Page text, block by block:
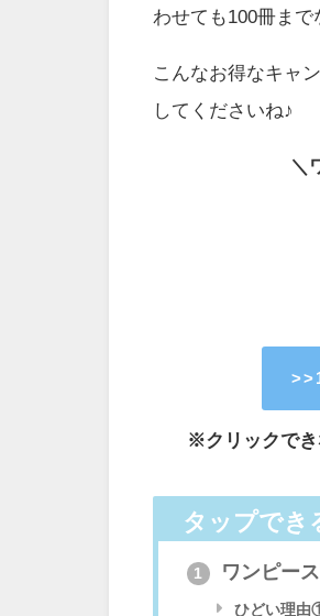
わせても100冊まで
こんなお得なキャ
してくださいね♪
＼
※クリックでき
タップでき
1 ワンピー
ひどい理由